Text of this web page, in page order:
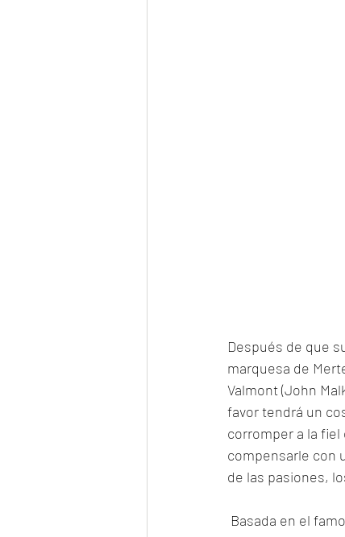
Después de que
marquesa de
Valmont (John
favor tendrá un
corromper a la
compensarle con
de las pasiones,